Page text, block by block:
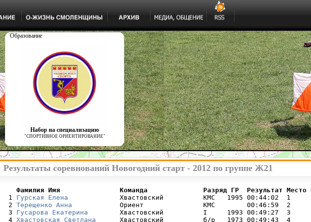
Образование
Набор на специализацию
"СПОРТИВНОЕ ОРИЕНТИРОВАНИЕ"
Результаты соревнований Новогодний старт - 2012 по группе Ж21
Фамилия Имя               Команда              Разряд ГР  Результат Место
1 Гурская Елена
             Хвастовский          КМС   1995 00:44:02  1
  2
Терещенко Анна
            Ориент               КМС        00:46:59  2
  3
Гусарова Екатерина
        Хвастовский          I     1993 00:49:27  3
  4
Хвастовская Светлана
      Хвастовский          б/р   1973 00:49:43  4